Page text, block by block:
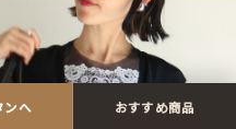
ンへ おすすめ商品